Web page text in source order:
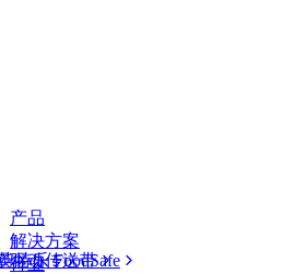
产品
驱动传送带
解决方案
特乐 FoodSafe
行业